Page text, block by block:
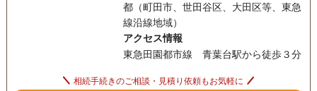
都（町田市、世田谷区、大田区等、東急
線沿線地域）
アクセス情報
東急田園都市線 青葉台駅から徒歩３分
相続手続きのご相談・見積り依頼もお気軽に